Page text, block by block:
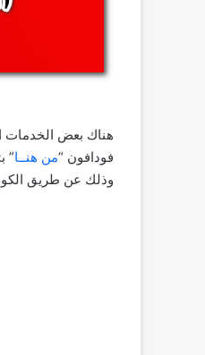
هناك بعض الخدمات
فودافون “من هنــا”
وذلك عن طريق الكود